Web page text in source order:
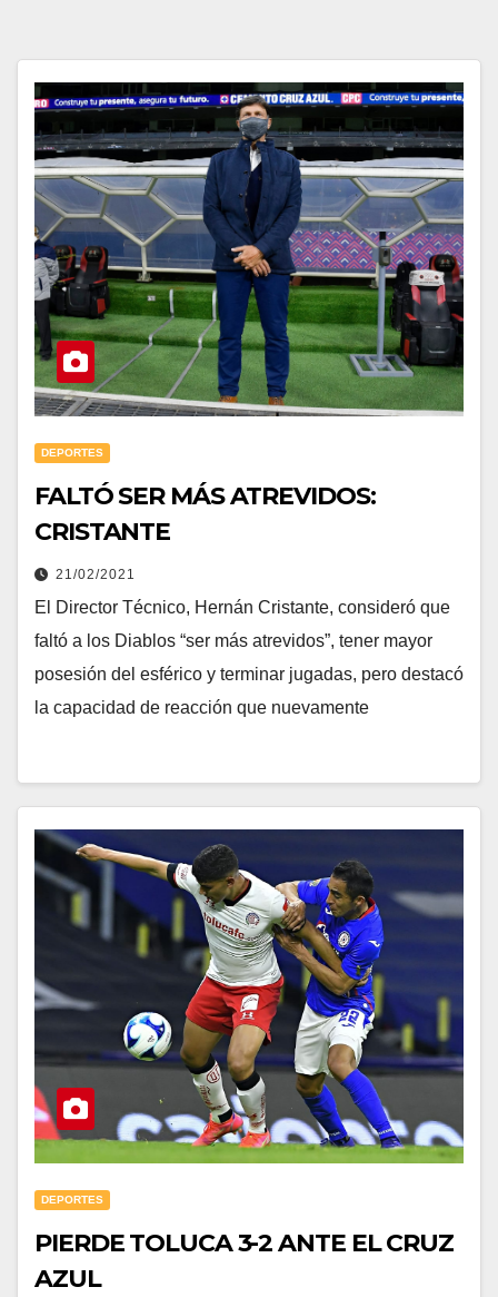
DEPORTES
FALTÓ SER MÁS ATREVIDOS:
CRISTANTE
21/02/2021
El Director Técnico, Hernán Cristante, consideró que
faltó a los Diablos “ser más atrevidos”, tener mayor
posesión del esférico y terminar jugadas, pero destacó
la capacidad de reacción que nuevamente
DEPORTES
PIERDE TOLUCA 3-2 ANTE EL CRUZ
AZUL